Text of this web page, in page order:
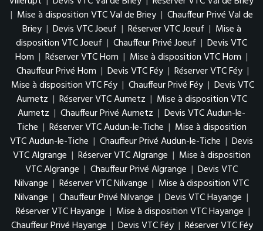
| Mise à disposition VTC Val de Briey | Chauffeur Privé Val de
Briey | Devis VTC Joeuf | Réserver VTC Joeuf | Mise à
disposition VTC Joeuf | Chauffeur Privé Joeuf | Devis VTC
Hom | Réserver VTC Hom | Mise à disposition VTC Hom |
Chauffeur Privé Hom | Devis VTC Féy | Réserver VTC Féy |
Mise à disposition VTC Féy | Chauffeur Privé Féy | Devis VTC
Aumetz | Réserver VTC Aumetz | Mise à disposition VTC
Aumetz | Chauffeur Privé Aumetz | Devis VTC Audun-le-
Tiche | Réserver VTC Audun-le-Tiche | Mise à disposition
VTC Audun-le-Tiche | Chauffeur Privé Audun-le-Tiche | Devis
VTC Algrange | Réserver VTC Algrange | Mise à disposition
VTC Algrange | Chauffeur Privé Algrange | Devis VTC
Nilvange | Réserver VTC Nilvange | Mise à disposition VTC
Nilvange | Chauffeur Privé Nilvange | Devis VTC Hayange |
Réserver VTC Hayange | Mise à disposition VTC Hayange |
Chauffeur Privé Hayange | Devis VTC Féy | Réserver VTC Féy